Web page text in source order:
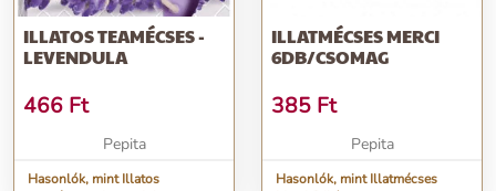
ILLATOS TEAMÉCSES -
LEVENDULA
466 Ft
Pepita
Hasonlók, mint Illatos
ILLATMÉCSES MERCI
6DB/CSOMAG
385 Ft
Pepita
Hasonlók, mint Illatmécses